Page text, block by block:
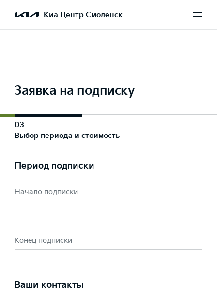
Киа Центр Смоленск
Заявка на подписку
03
Выбор периода и стоимость
Выбран Rio
Период подписки
Начало подписки
Конец подписки
Ваши контакты